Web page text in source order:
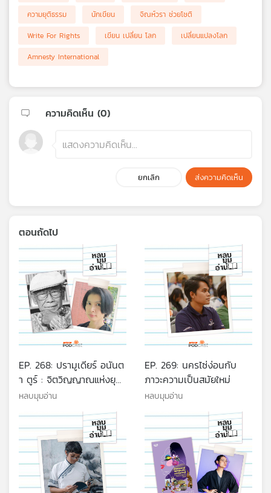
ความยุติธรรม
นักเขียน
จิณห์วรา ช่วยโชติ
Write For Rights
เขียน เปลี่ยน โลก
เปลี่ยนแปลงโลก
Amnesty International
ความคิดเห็น (0)
ยกเลิก ส่งความคิดเห็น
ตอนถัดไป
EP. 268: ปรามูเดียร์ อนันต
า ตูร์ : จิตวิญญาณแห่งยุค
สมัยของอินโดนีเซีย
หลบมุมอ่าน
EP. 269: นครไซ่ง่อนกับ
ภาวะความเป็นสมัยใหม่
หลบมุมอ่าน